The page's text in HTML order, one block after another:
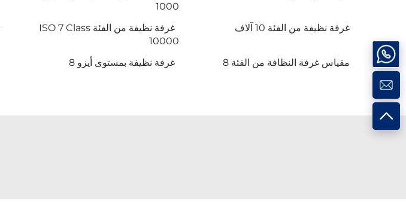
1000
غرفة نظيفة من الفئة 10 آلاف
غرفة نظيفة من الفئة ISO 7 Class
10000
مقياس غرفة النظافة من الفئة 8 غرفة نظيفة بمستوى أيزو 8